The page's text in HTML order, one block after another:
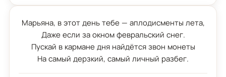
Марьяна, в этот день тебе — аплодисменты лета,
Даже если за окном февральский снег.
Пускай в кармане дня найдётся звон монеты
На самый дерзкий, самый личный разбег.